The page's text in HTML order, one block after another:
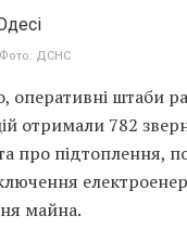
ДСНС
оперативні штаби
отримали 782
про підтоплення,
майна.